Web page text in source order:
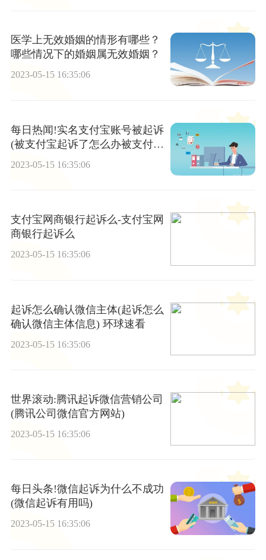
医学上无效婚姻的情形有哪些？
哪些情况下的婚姻属无效婚姻？
2023-05-15 16:35:06
每日热闻!实名支付宝账号被起诉
(被支付宝起诉了怎么办被支付宝
2023-05-15 16:35:06
支付宝网商银行起诉么-支付宝网
商银行起诉么
2023-05-15 16:35:06
起诉怎么确认微信主体(起诉怎么
确认微信主体信息) 环球速看
2023-05-15 16:35:06
世界滚动:腾讯起诉微信营销公司
(腾讯公司微信官方网站)
2023-05-15 16:35:06
每日头条!微信起诉为什么不成功
(微信起诉有用吗)
2023-05-15 16:35:06